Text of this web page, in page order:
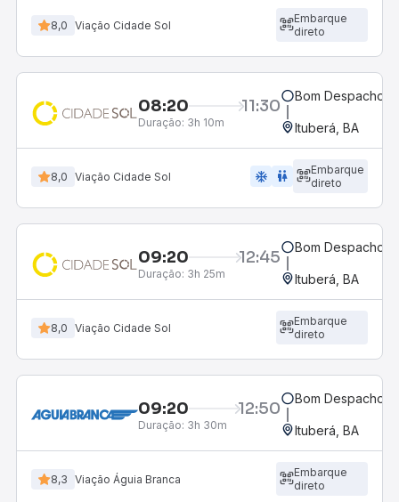
8,0 Viação Cidade Sol
Embarque
direto
08:20 11:30
Duração: 3h 10m
Bom Despacho,
Ituberá, BA
8,0 Viação Cidade Sol ac_unit wc
Embarque
direto
09:20 12:45
Duração: 3h 25m
Bom Despacho,
Ituberá, BA
8,0 Viação Cidade Sol
Embarque
direto
09:20 12:50
Duração: 3h 30m
Bom Despacho,
Ituberá, BA
8,3 Viação Águia Branca
Embarque
direto